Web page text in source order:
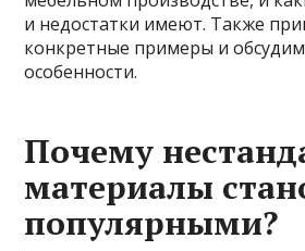
и недостатки имеют. Также
конкретные примеры и обсудим
особенности.
Почему
материалы
популярными?